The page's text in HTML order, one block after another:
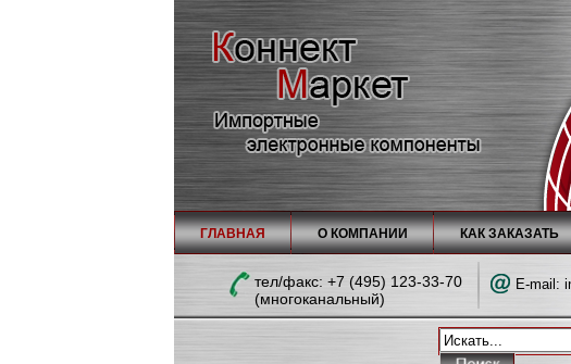
ГЛАВНАЯ О КОМПАНИИ КАК ЗАКАЗАТЬ
тел/факc: +7 (495) 123-33-70
(многоканальный)
E-mail: